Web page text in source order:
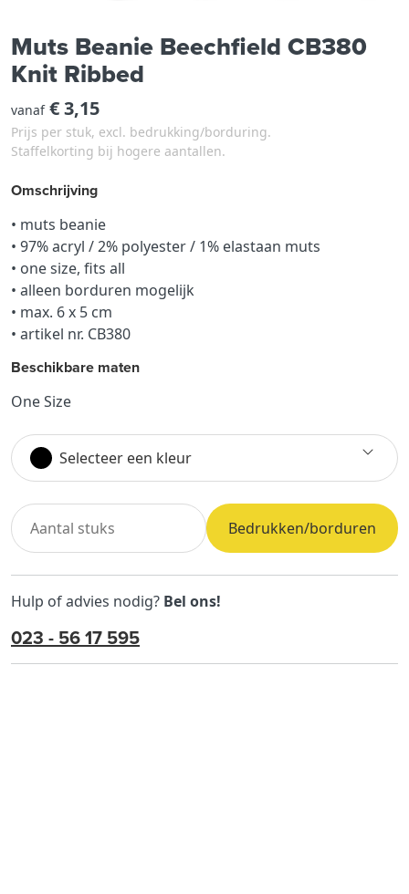
Muts Beanie Beechfield CB380
Knit Ribbed
vanaf€ 3,15
Prijs per stuk, excl. bedrukking/borduring.
Staffelkorting bij hogere aantallen.
Omschrijving
• muts beanie
• 97% acryl / 2% polyester / 1% elastaan muts
• one size, fits all
• alleen borduren mogelijk
• max. 6 x 5 cm
• artikel nr. CB380
Beschikbare maten
One Size
Selecteer een kleur
Bedrukken/borduren
Hulp of advies nodig? Bel ons!
023 - 56 17 595